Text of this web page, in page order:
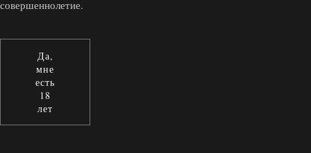
совершеннолетие.
Да,
мне
есть
18
лет